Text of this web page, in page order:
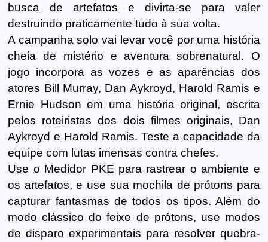
busca de artefatos e divirta-se para valer
destruindo praticamente tudo à sua volta.
A campanha solo vai levar você por uma história
cheia de mistério e aventura sobrenatural. O
jogo incorpora as vozes e as aparências dos
atores Bill Murray, Dan Aykroyd, Harold Ramis e
Ernie Hudson em uma história original, escrita
pelos roteiristas dos dois filmes originais, Dan
Aykroyd e Harold Ramis. Teste a capacidade da
equipe com lutas imensas contra chefes.
Use o Medidor PKE para rastrear o ambiente e
os artefatos, e use sua mochila de prótons para
capturar fantasmas de todos os tipos. Além do
modo clássico do feixe de prótons, use modos
de disparo experimentais para resolver quebra-